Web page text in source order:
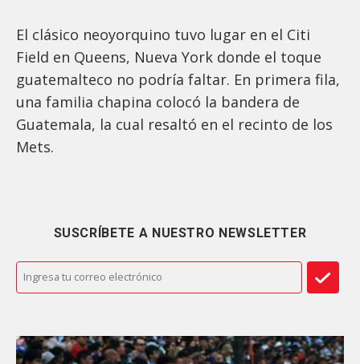
El clásico neoyorquino tuvo lugar en el Citi
Field en Queens, Nueva York donde el toque
guatemalteco no podría faltar. En primera fila,
una familia chapina colocó la bandera de
Guatemala, la cual resaltó en el recinto de los
Mets.
SUSCRÍBETE A NUESTRO NEWSLETTER